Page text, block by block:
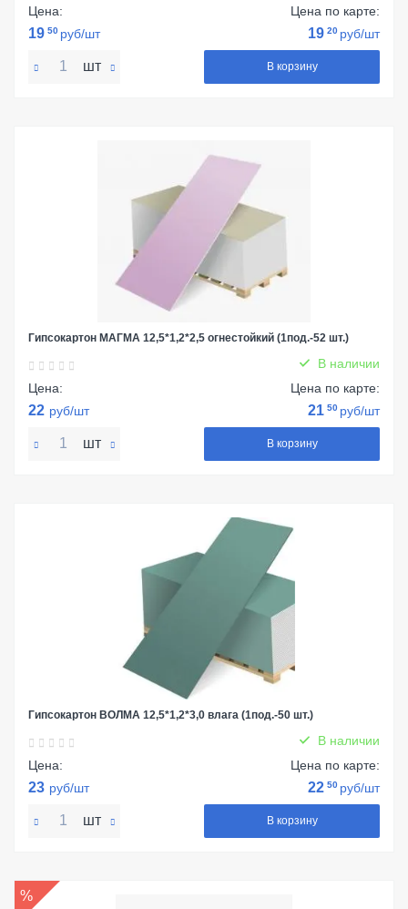
Цена:
19 50 руб/шт
Цена по карте:
19 20 руб/шт
шт В корзину
Гипсокартон МАГМА 12,5*1,2*2,5 огнестойкий (1под.-52 шт.)
В наличии
Цена:
22 руб/шт
Цена по карте:
21 50 руб/шт
шт В корзину
Гипсокартон ВОЛМА 12,5*1,2*3,0 влага (1под.-50 шт.)
В наличии
Цена:
23 руб/шт
Цена по карте:
22 50 руб/шт
шт В корзину
%